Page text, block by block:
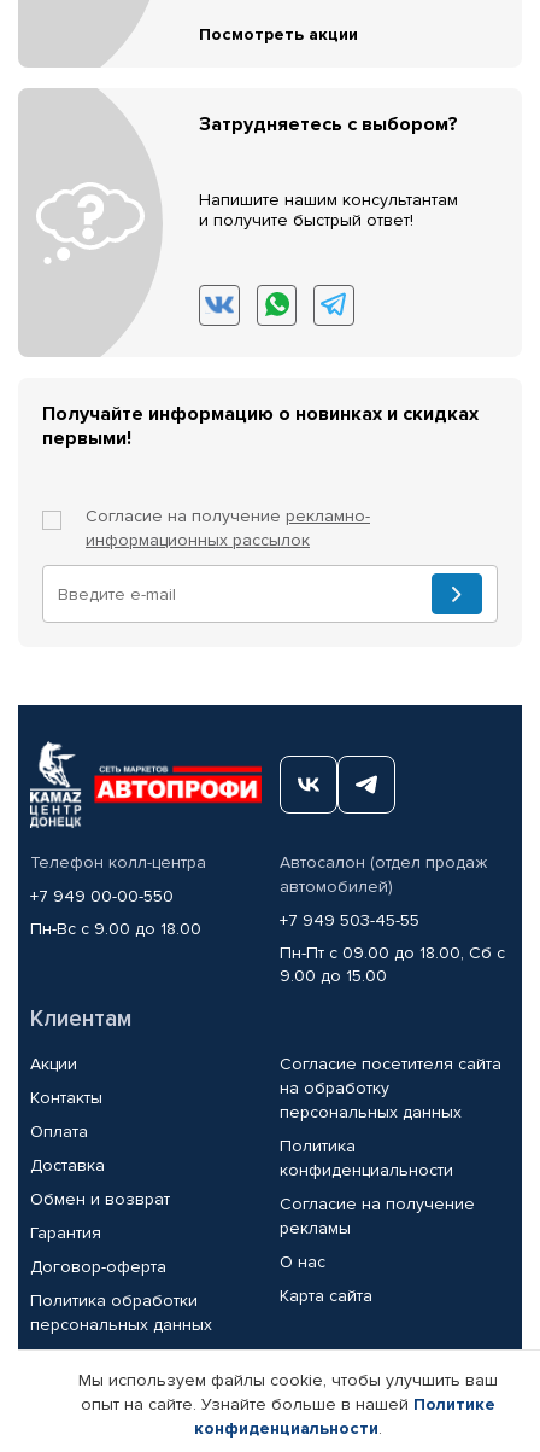
Посмотреть акции
Затрудняетесь с выбором?
Напишите нашим консультантам
и получите быстрый ответ!
Получайте информацию о новинках и скидках
первыми!
Согласие на получение рекламно-
информационных рассылок
Телефон колл-центра
+7 949 00-00-550
Пн-Вс с 9.00 до 18.00
Автосалон (отдел продаж
автомобилей)
+7 949 503-45-55
Пн-Пт с 09.00 до 18.00, Сб с
9.00 до 15.00
Клиентам
Акции
Контакты
Оплата
Доставка
Обмен и возврат
Гарантия
Договор-оферта
Политика обработки
персональных данных
Согласие посетителя сайта
на обработку
персональных данных
Политика
конфиденциальности
Согласие на получение
рекламы
О нас
Карта сайта
Партнерам
Корпоративным клиентам
Реквизиты компании
Мы используем файлы cookie, чтобы улучшить ваш
опыт на сайте. Узнайте больше в нашей Политике
конфиденциальности.